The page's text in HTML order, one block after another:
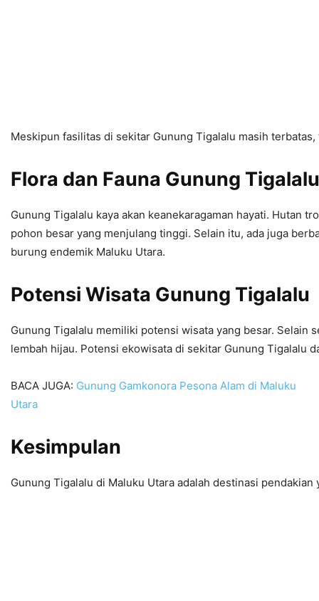
Meskipun fasilitas di sekitar Gunung Tigalalu masih
Flora dan Fauna Gunung Tigalalu
Gunung Tigalalu kaya akan keanekaragaman hayati. Hutan
pohon besar yang menjulang tinggi. Selain itu, ada juga
burung endemik Maluku Utara.
Potensi Wisata Gunung Tigalalu
Gunung Tigalalu memiliki potensi wisata yang besar. Selain
lembah hijau. Potensi ekowisata di sekitar Gunung Tigalalu
BACA JUGA: Gunung Gamkonora Pesona Alam di Maluku
Utara
Kesimpulan
Gunung Tigalalu di Maluku Utara adalah destinasi